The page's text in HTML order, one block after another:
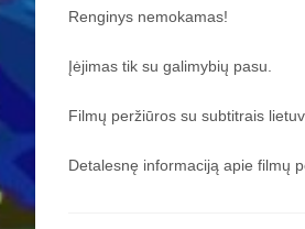
Renginys nemokamas!
Įėjimas tik su galimybių pasu.
Filmų peržiūros su subtitrais
Detalesnę informaciją apie filmų